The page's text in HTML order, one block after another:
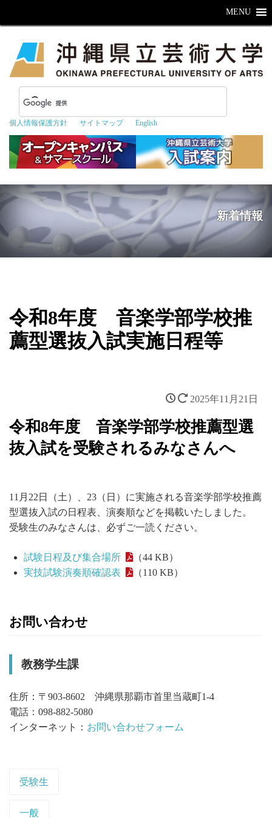
個人情報保護方針 サイトマップ English
MENU
新着情報
令和8年度 音楽学部学校推
薦型選抜入試実施日程等
2025年11月21日
令和8年度 音楽学部学校推薦型選
抜入試を受験されるみなさんへ
11月22日（土）、23（日）に実施される音楽学部学校推薦
型選抜入試の日程表、演奏順などを掲載いたしました。
受験生のみなさんは、必ずご一読ください。
試験日程及び集合場所
（44 KB）
実技試験演奏順確認表
（110 KB）
お問い合わせ
教務学生課
住所：〒903-8602 沖縄県那覇市首里当蔵町1-4
電話：098-882-5080
インターネット： お問い合わせフォーム
受験生
一般